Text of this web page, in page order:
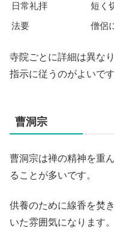
日常礼拝
短く
法要
僧侶
寺院ごとに詳細は異な
指示に従うのがよいです
曹洞宗
曹洞宗は禅の精神を重
ることが多いです。
供養のために線香を焚
いた雰囲気になります。